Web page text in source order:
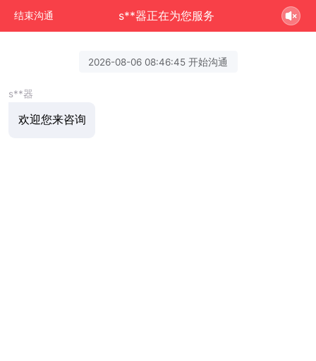
结束沟通 s**器正在为您服务
2026-08-06 08:46:45 开始沟通
s**器
欢迎您来咨询